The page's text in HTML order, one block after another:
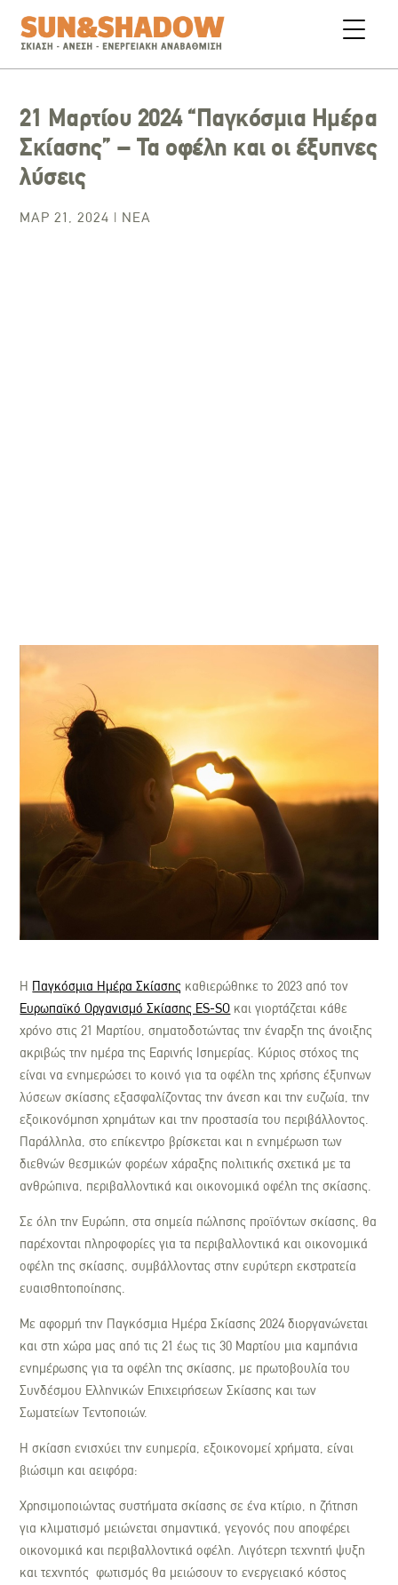
21 Μαρτίου 2024 “Παγκόσμια Ημέρα
Σκίασης” – Τα οφέλη και οι έξυπνες
λύσεις
ΜΑΡ 21, 2024 | ΝΈΑ
Η Παγκόσμια Ημέρα Σκίασης καθιερώθηκε το 2023 από τον
Ευρωπαϊκό Οργανισμό Σκίασης ES-SO και γιορτάζεται κάθε
χρόνο στις21 Μαρτίου, σηματοδοτώντας την έναρξη της άνοιξης
ακριβώς την ημέρα της Εαρινής Ισημερίας. Κύριος στόχος της
είναι να ενημερώσει το κοινό για τα οφέλη της χρήσης έξυπνων
λύσεων σκίασης εξασφαλίζοντας την άνεση και την ευζωία, την
εξοικονόμηση χρημάτων και την προστασία του περιβάλλοντος.
Παράλληλα, στο επίκεντρο βρίσκεται και η ενημέρωση των
διεθνών θεσμικών φορέων χάραξης πολιτικής σχετικά με τα
ανθρώπινα, περιβαλλοντικά και οικονομικά οφέλη της σκίασης.
Σε όλη την Ευρώπη, στα σημεία πώλησης προϊόντων σκίασης, θα
παρέχονται πληροφορίες για τα περιβαλλοντικά και οικονομικά
οφέλη της σκίασης, συμβάλλοντας στην ευρύτερη εκστρατεία
ευαισθητοποίησης.
Με αφορμή την Παγκόσμια Ημέρα Σκίασης 2024 διοργανώνεται
και στη χώρα μας από τις 21 έως τις 30 Μαρτίου μια καμπάνια
ενημέρωσης για τα οφέλη της σκίασης, με πρωτοβουλία του
Συνδέσμου Ελληνικών Επιχειρήσεων Σκίασης και των
Σωματείων Τεντοποιών.
Η σκίαση ενισχύει την ευημερία, εξοικονομεί χρήματα, είναι
βιώσιμη και αειφόρα:
Χρησιμοποιώντας συστήματα σκίασης σε ένα κτίριο, η ζήτηση
για κλιματισμό μειώνεται σημαντικά, γεγονός που αποφέρει
οικονομικά και περιβαλλοντικά οφέλη. Λιγότερη τεχνητή ψυξη
και τεχνητός φωτισμός θα μειώσουν το ενεργειακό κόστος